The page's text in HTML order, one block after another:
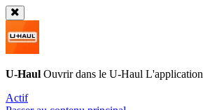
U-Haul Ouvrir dans le U-Haul L'application
Actif